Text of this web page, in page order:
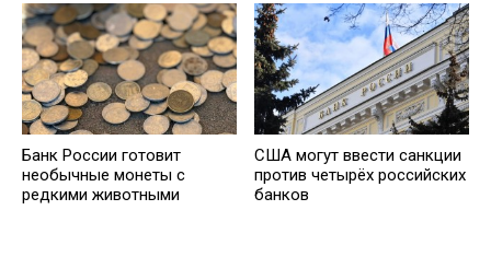
Банк России готовит
необычные монеты с
редкими животными
США могут ввести санкции
против четырёх российских
банков